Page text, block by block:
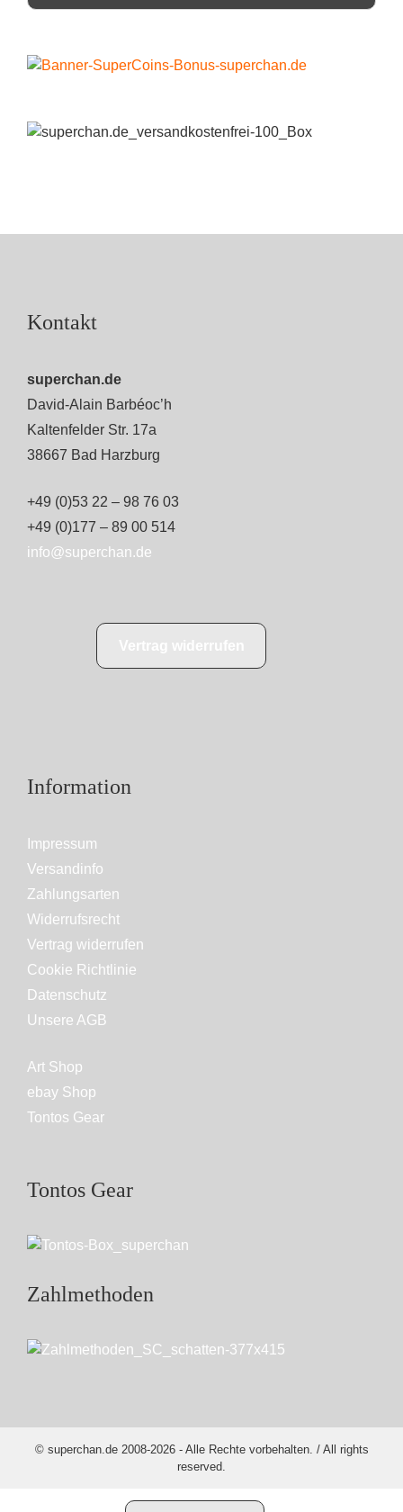
Kontakt
superchan.de
David-Alain Barbéoc’h
Kaltenfelder Str. 17a
38667 Bad Harzburg
+49 (0)53 22 – 98 76 03
+49 (0)177 – 89 00 514
info@superchan.de
Information
Impressum
Versandinfo
Zahlungsarten
Widerrufsrecht
Vertrag widerrufen
Cookie Richtlinie
Datenschutz
Unsere AGB
Art Shop
ebay Shop
Tontos Gear
Tontos Gear
Zahlmethoden
© superchan.de 2008-2026 - Alle Rechte vorbehalten. / All rights
reserved.